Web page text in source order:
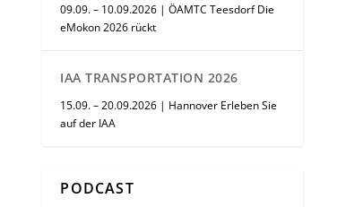
09.09. – 10.09.2026 | ÖAMTC Teesdorf Die
eMokon 2026 rückt
IAA TRANSPORTATION 2026
15.09. – 20.09.2026 | Hannover Erleben Sie
auf der IAA
PODCAST